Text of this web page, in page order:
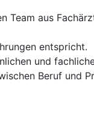
Team aus
entspricht.
und
Beruf und